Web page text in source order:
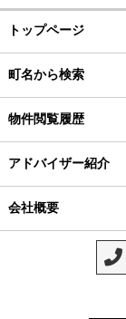
トップページ
町名から検索
物件閲覧履歴
アドバイザー紹介
会社概要